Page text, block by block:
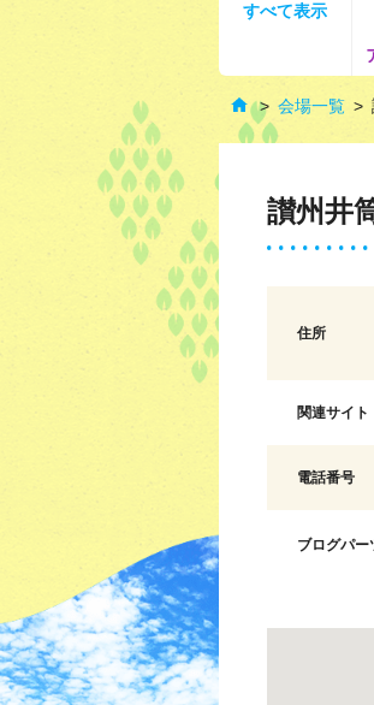
すべて表示
会場一覧
讃州井
住所
関連サイト
電話番号
ブログパー